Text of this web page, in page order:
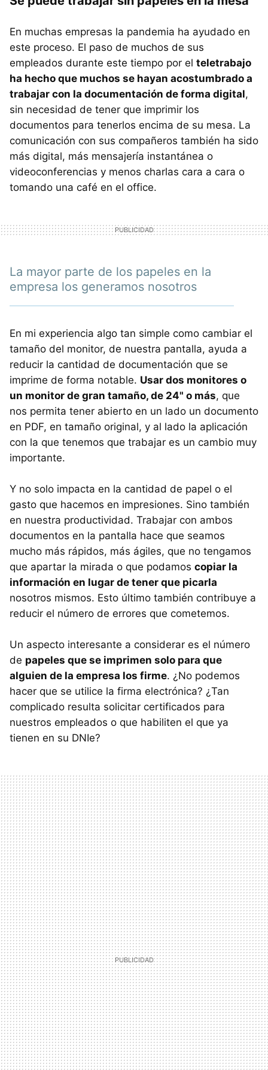
En muchas empresas la pandemia ha ayudado en
este proceso. El paso de muchos de sus
empleados durante este tiempo por el teletrabajo
ha hecho que muchos se hayan acostumbrado a
trabajar con la documentación de forma digital,
sin necesidad de tener que imprimir los
documentos para tenerlos encima de su mesa. La
comunicación con sus compañeros también ha sido
más digital, más mensajería instantánea o
videoconferencias y menos charlas cara a cara o
tomando una café en el office.
La mayor parte de los papeles en la
empresa los generamos nosotros
En mi experiencia algo tan simple como cambiar el
tamaño del monitor, de nuestra pantalla, ayuda a
reducir la cantidad de documentación que se
imprime de forma notable. Usar dos monitores o
un monitor de gran tamaño, de 24" o más, que
nos permita tener abierto en un lado un documento
en PDF, en tamaño original, y al lado la aplicación
con la que tenemos que trabajar es un cambio muy
importante.
Y no solo impacta en la cantidad de papel o el
gasto que hacemos en impresiones. Sino también
en nuestra productividad. Trabajar con ambos
documentos en la pantalla hace que seamos
mucho más rápidos, más ágiles, que no tengamos
que apartar la mirada o que podamos copiar la
información en lugar de tener que picarla
nosotros mismos. Esto último también contribuye a
reducir el número de errores que cometemos.
Un aspecto interesante a considerar es el número
de papeles que se imprimen solo para que
alguien de la empresa los firme. ¿No podemos
hacer que se utilice la firma electrónica? ¿Tan
complicado resulta solicitar certificados para
nuestros empleados o que habiliten el que ya
tienen en su DNIe?